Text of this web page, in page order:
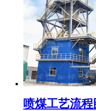
喷煤工艺流